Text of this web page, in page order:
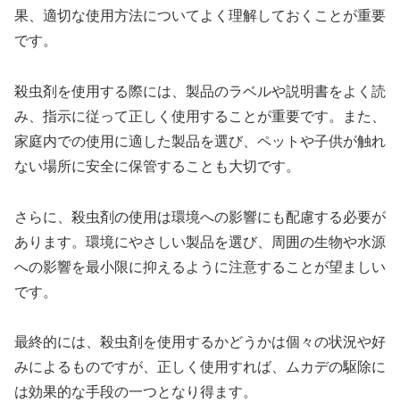
果、適切な使用方法についてよく理解しておくことが重要
です。
殺虫剤を使用する際には、製品のラベルや説明書をよく読
み、指示に従って正しく使用することが重要です。また、
家庭内での使用に適した製品を選び、ペットや子供が触れ
ない場所に安全に保管することも大切です。
さらに、殺虫剤の使用は環境への影響にも配慮する必要が
あります。環境にやさしい製品を選び、周囲の生物や水源
への影響を最小限に抑えるように注意することが望ましい
です。
最終的には、殺虫剤を使用するかどうかは個々の状況や好
みによるものですが、正しく使用すれば、ムカデの駆除に
は効果的な手段の一つとなり得ます。